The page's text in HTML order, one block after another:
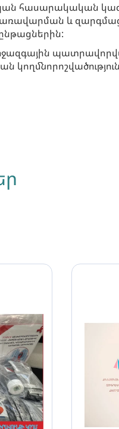
հասարակական
և